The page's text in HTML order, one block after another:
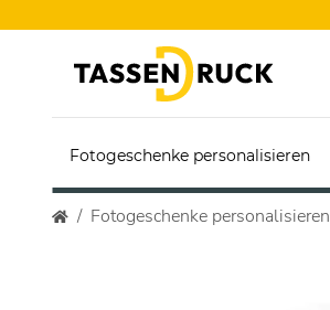
Fotogeschenke personalisieren
Fotogeschenke personalisieren